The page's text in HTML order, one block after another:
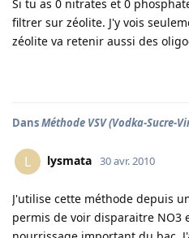
Si tu as 0 nitrates et 0
filtrer sur zéolite. J'y vois
zéolite va retenir aussi des
DansMéthode VSV (Vodka-Sucre-
L lysmata 30 avr. 2010
J'utilise cette méthode depuis
permis de voir disparaitre NO3